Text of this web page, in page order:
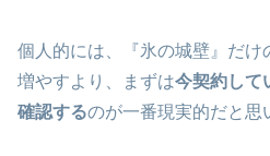
個人的には、『氷の城壁』だけ
増やすより、まずは今契約して
確認するのが一番現実的だと思